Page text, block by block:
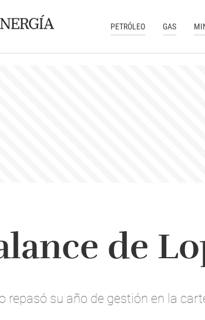
PETRÓLEO GAS
de
repasó su año de gestión en la